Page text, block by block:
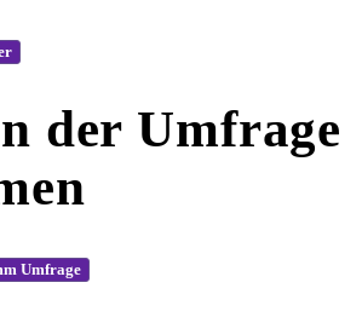
der Umfrage
Umfrage